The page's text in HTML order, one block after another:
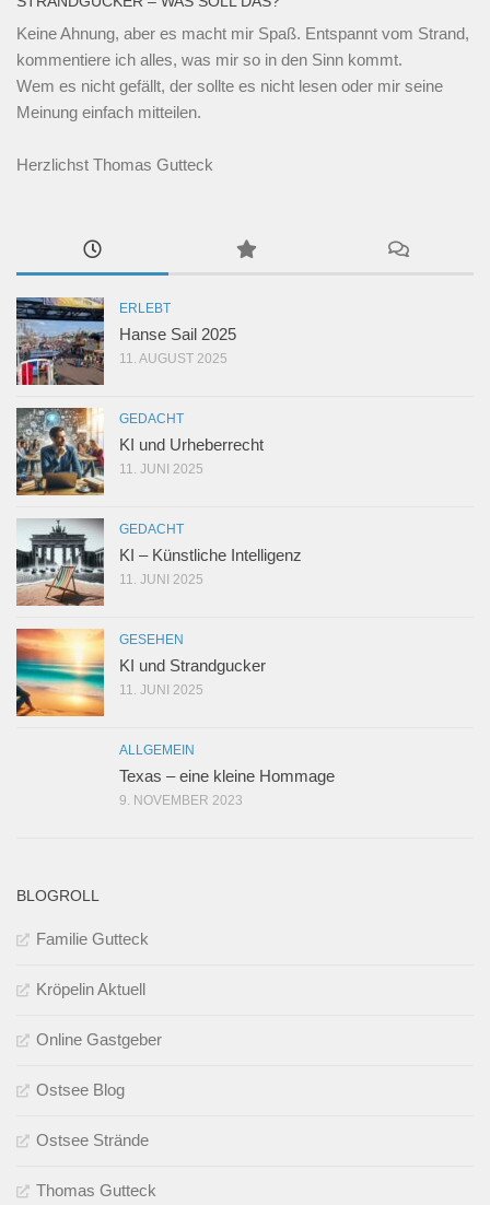
Keine Ahnung, aber es macht mir Spaß. Entspannt vom Strand,
kommentiere ich alles, was mir so in den Sinn kommt.
Wem es nicht gefällt, der sollte es nicht lesen oder mir seine
Meinung einfach mitteilen.
Herzlichst Thomas Gutteck
ERLEBT
Hanse Sail 2025
11. AUGUST 2025
GEDACHT
KI und Urheberrecht
11. JUNI 2025
GEDACHT
KI – Künstliche Intelligenz
11. JUNI 2025
GESEHEN
KI und Strandgucker
11. JUNI 2025
ALLGEMEIN
Texas – eine kleine Hommage
9. NOVEMBER 2023
BLOGROLL
Familie Gutteck
Kröpelin Aktuell
Online Gastgeber
Ostsee Blog
Ostsee Strände
Thomas Gutteck